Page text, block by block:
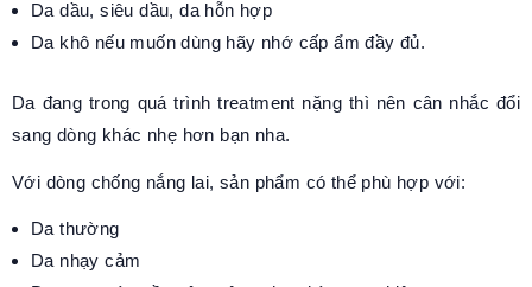
Da dầu, siêu dầu, da hỗn hợp
Da khô nếu muốn dùng hãy nhớ cấp ẩm đầy đủ.
Da đang trong quá trình treatment nặng thì nên cân nhắc đổi
sang dòng khác nhẹ hơn bạn nha.
Với dòng chống nắng lai, sản phẩm có thể phù hợp với:
Da thường
Da nhạy cảm